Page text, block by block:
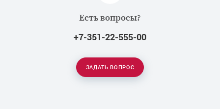
Есть вопросы?
+7-351-22-555-00
ЗАДАТЬ ВОПРОС